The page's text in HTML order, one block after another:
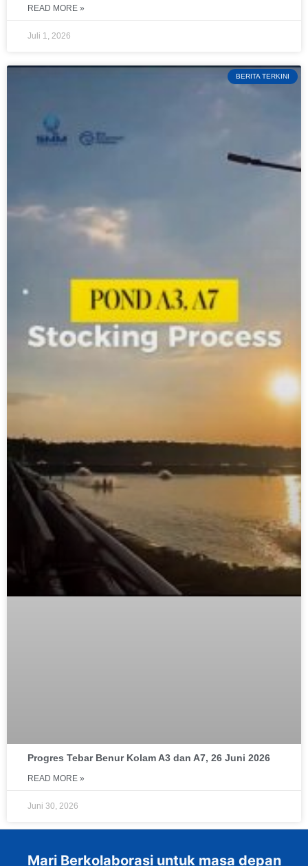
READ MORE »
Juli 1, 2026
BERITA TERKINI
Progres Tebar Benur Kolam A3 dan A7, 26 Juni 2026
READ MORE »
Juni 30, 2026
Mari Berkolaborasi untuk masa depan